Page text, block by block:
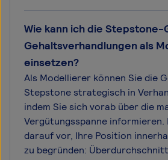
Wie kann ich die Stepstone-
Gehaltsverhandlungen als
einsetzen?
Als Modellierer können Sie die
Stepstone strategisch in
indem Sie sich vorab über die
Vergütungsspanne informieren.
darauf vor, Ihre Position
zu begründen: